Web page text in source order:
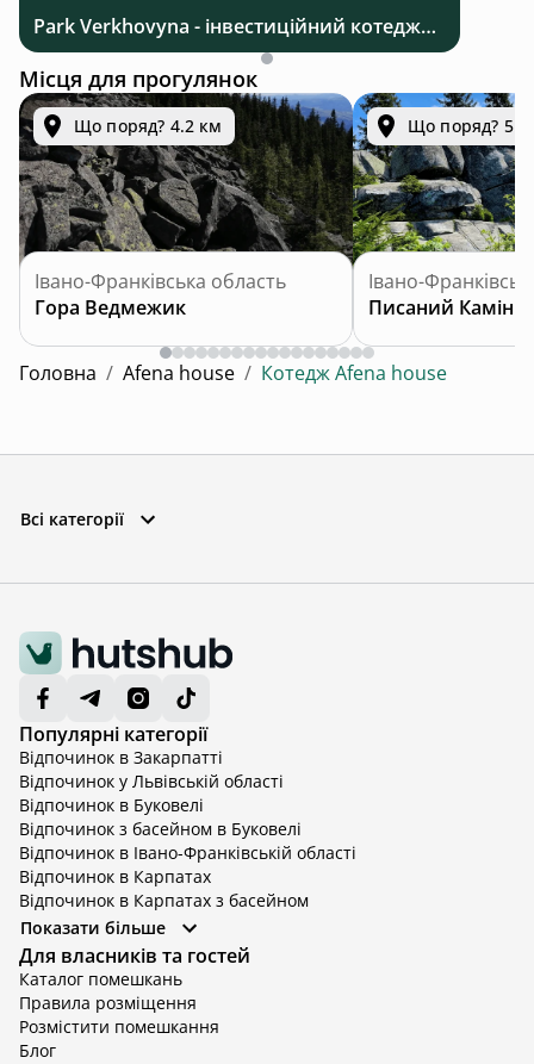
Park Verkhovyna - інвестиційний котеджний комплекс біля Верховини в Карпатах
Місця для прогулянок
Що поряд? 4.2 км
Івано-Франківська область
Гора Ведмежик
Що поряд? 5.2
Івано-
Писаний Камінь
Головна / Afena house / Котедж Afena house
Всі категорії
Популярні категорії
Відпочинок в Закарпатті
Відпочинок у Львівській області
Відпочинок в Буковелі
Відпочинок з басейном в Буковелі
Відпочинок в Івано-Франківській області
Відпочинок в Карпатах
Відпочинок в Карпатах з басейном
Відпочинок в Київській області
Відпочинок в Київській області з басейном
Відпочинок в Тернопільській області
Відпочинок у Вінницькій області
Відпочинок в Яремче
Відпочинок у Львівській області з басейном
Показати більше
Для власників та гостей
Каталог помешкань
Правила розміщення
Розмістити помешкання
Блог